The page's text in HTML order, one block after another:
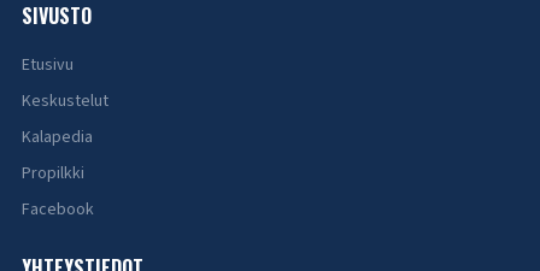
SIVUSTO
Etusivu
Keskustelut
Kalapedia
Propilkki
Facebook